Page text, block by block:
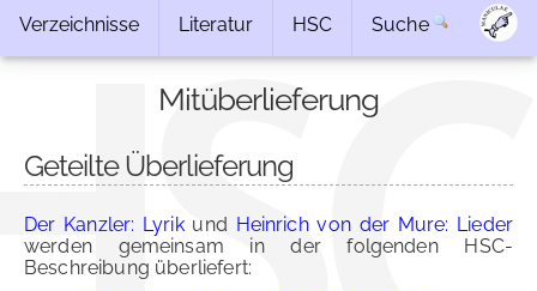
Verzeichnisse Literatur HSC Suche
Mitüberlieferung
Geteilte Überlieferung
Der Kanzler: Lyrikund Heinrich von der Mure: Lieder
werden gemeinsam in der folgenden HSC-
Beschreibung überliefert: